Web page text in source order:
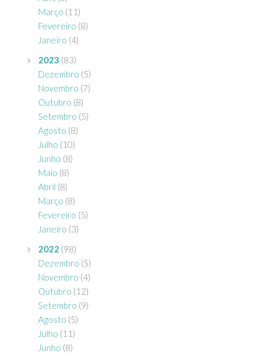
Março (11)
Fevereiro (8)
Janeiro (4)
2023 (83)
Dezembro (5)
Novembro (7)
Outubro (8)
Setembro (5)
Agosto (8)
Julho (10)
Junho (8)
Maio (8)
Abril (8)
Março (8)
Fevereiro (5)
Janeiro (3)
2022 (98)
Dezembro (5)
Novembro (4)
Outubro (12)
Setembro (9)
Agosto (5)
Julho (11)
Junho (8)